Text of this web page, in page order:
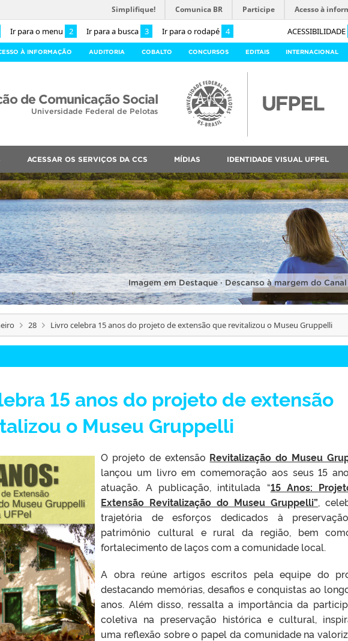
Ir para o menu 2 Ir para a busca 3 Ir para o rodapé 4 ACESSIBILIDADE
Simplifique! Comunica BR Participe Acesso à
À INFORMAÇÃO AUDITORIA COBALTO CONCURSOS EDITAIS INTERNACIONAL
de Comunicação Social
Universidade Federal de Pelotas
ACESSAR OS SERVIÇOS DA CCS MÍDIAS IDENTIDADE VISUAL UFPEL
Imagem em Destaque · Descanso à margem do
28 Livro celebra 15 anos do projeto de extensão que revitalizou o Museu Gruppelli
15 anos do projeto de extensão
o Museu Gruppelli
O projeto de extensão Revitalização do Museu
lançou um livro em comemoração aos seus 15
atuação. A publicação, intitulada “15 Anos:
Extensão Revitalização do Museu Gruppelli”,
trajetória de esforços dedicados à
patrimônio cultural e rural da região, bem
fortalecimento de laços com a comunidade local.
A obra reúne artigos escritos pela equipe do
destacando memórias, desafios e conquistas ao
anos. Além disso, ressalta a importância da
coletiva na preservação histórica e cultural,
uma reflexão sobre o papel da comunidade na